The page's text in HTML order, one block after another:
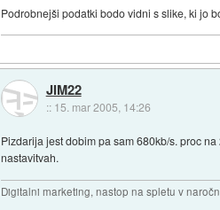
Podrobnejši podatki bodo vidni s slike, ki jo
JIM22
:: 15. mar 2005, 14:26
Pizdarija jest dobim pa sam 680kb/s. proc
nastavitvah.
Digitalni marketing, nastop na spletu v